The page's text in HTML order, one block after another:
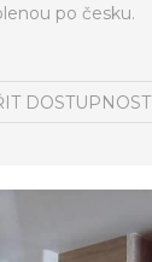
po česku.
DOSTUPNOST